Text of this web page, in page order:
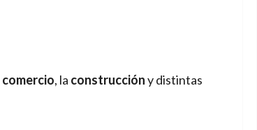
comercio, la construccióny distintas